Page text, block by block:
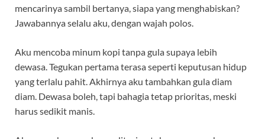
mencarinya sambil bertanya, siapa yang menghabiskan?
Jawabannya selalu aku, dengan wajah polos.
Aku mencoba minum kopi tanpa gula supaya lebih
dewasa. Tegukan pertama terasa seperti keputusan hidup
yang terlalu pahit. Akhirnya aku tambahkan gula diam
diam. Dewasa boleh, tapi bahagia tetap prioritas, meski
harus sedikit manis.